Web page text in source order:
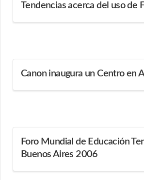
Tendencias acerca del uso de
Canon inaugura un Centro en
Foro Mundial de Educación
Buenos Aires 2006